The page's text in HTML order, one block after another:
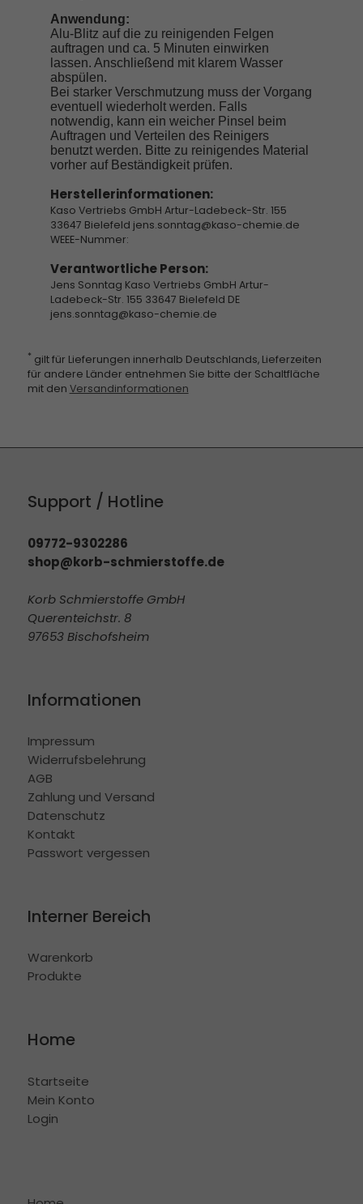
Anwendung:
Alu-Blitz auf die zu reinigenden Felgen
auftragen und ca. 5 Minuten einwirken
lassen. Anschließend mit klarem Wasser
abspülen.
Bei starker Verschmutzung muss der Vorgang
eventuell wiederholt werden. Falls
notwendig, kann ein weicher Pinsel beim
Auftragen und Verteilen des Reinigers
benutzt werden. Bitte zu reinigendes Material
vorher auf Beständigkeit prüfen.
Herstellerinformationen:
Kaso Vertriebs GmbH Artur-Ladebeck-Str. 155
33647 Bielefeld jens.sonntag@kaso-chemie.de
WEEE-Nummer:
Verantwortliche Person:
Jens Sonntag Kaso Vertriebs GmbH Artur-
Ladebeck-Str. 155 33647 Bielefeld DE
jens.sonntag@kaso-chemie.de
* gilt für Lieferungen innerhalb Deutschlands, Lieferzeiten
für andere Länder entnehmen Sie bitte der Schaltfläche
mit den Versandinformationen
Support / Hotline
09772-9302286
shop@korb-schmierstoffe.de
Korb Schmierstoffe GmbH
Querenteichstr. 8
97653 Bischofsheim
Informationen
Impressum
Widerrufsbelehrung
AGB
Zahlung und Versand
Datenschutz
Kontakt
Passwort vergessen
Interner Bereich
Warenkorb
Produkte
Home
Startseite
Mein Konto
Login